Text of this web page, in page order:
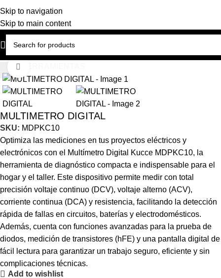
Skip to navigation
Skip to main content
Inicio
MULTIMETRO DIGITAL
SKU: MDPKC10
Optimiza las mediciones en tus proyectos eléctricos y
electrónicos con el Multímetro Digital Kucce MDPKC10, la
herramienta de diagnóstico compacta e indispensable para el
hogar y el taller. Este dispositivo permite medir con total
precisión voltaje continuo (DCV), voltaje alterno (ACV),
corriente continua (DCA) y resistencia, facilitando la detección
rápida de fallas en circuitos, baterías y electrodomésticos.
Además, cuenta con funciones avanzadas para la prueba de
diodos, medición de transistores (hFE) y una pantalla digital de
fácil lectura para garantizar un trabajo seguro, eficiente y sin
complicaciones técnicas.
Add to wishlist
Select category